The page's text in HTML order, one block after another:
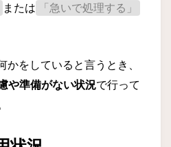
または
「急いで処理する」
かをしていると言うとき、
や準備がない状況で行って